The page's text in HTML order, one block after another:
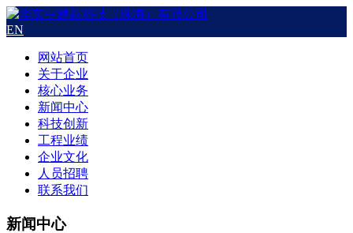
EN
网站首页
关于企业
核心业务
新闻中心
科技创新
工程业绩
企业文化
人员招聘
联系我们
新闻中心